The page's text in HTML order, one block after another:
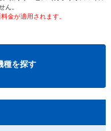
ん。
金が適用されます。
種を探す